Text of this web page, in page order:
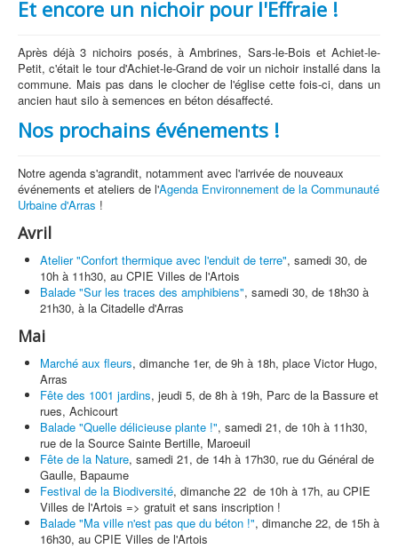
Et encore un nichoir pour l'Effraie !
Après déjà 3 nichoirs posés, à Ambrines, Sars-le-Bois et Achiet-le-
Petit, c'était le tour d'Achiet-le-Grand de voir un nichoir installé dans la
commune. Mais pas dans le clocher de l'église cette fois-ci, dans un
ancien haut silo à semences en béton désaffecté.
Nos prochains événements !
Notre agenda s'agrandit, notamment avec l'arrivée de nouveaux
événements et ateliers de l'Agenda Environnement de la Communauté
Urbaine d'Arras !
Avril
Atelier "Confort thermique avec l'enduit de terre", samedi 30, de
10h à 11h30, au CPIE Villes de l'Artois
Balade "Sur les traces des amphibiens", samedi 30, de 18h30 à
21h30, à la Citadelle d'Arras
Mai
Marché aux fleurs, dimanche 1er, de 9h à 18h, place Victor Hugo,
Arras
Fête des 1001 jardins, jeudi 5, de 8h à 19h, Parc de la Bassure et
rues, Achicourt
Balade "Quelle délicieuse plante !", samedi 21, de 10h à 11h30,
rue de la Source Sainte Bertille, Maroeuil
Fête de la Nature, samedi 21, de 14h à 17h30, rue du Général de
Gaulle, Bapaume
Festival de la Biodiversité, dimanche 22 de 10h à 17h, au CPIE
Villes de l'Artois => gratuit et sans inscription !
Balade "Ma ville n'est pas que du béton !", dimanche 22, de 15h à
16h30, au CPIE Villes de l'Artois